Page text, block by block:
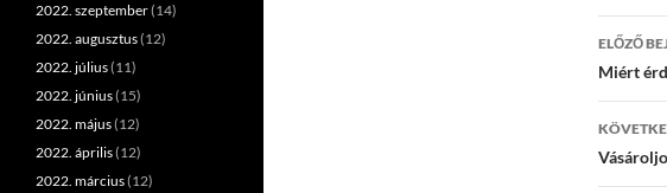
ELŐZŐ
Miért
2022. szeptember(14)
2022. augusztus(12)
2022. július(11)
2022. június(15)
2022. május(12)
2022. április(12)
2022. március(12)